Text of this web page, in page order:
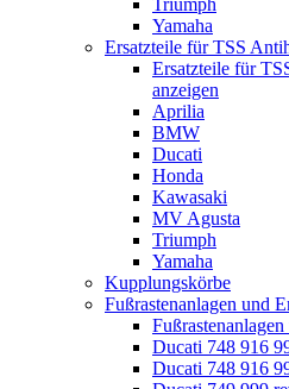
Triumph
Yamaha
Ersatzteile für TSS
Ersatzteile für
anzeigen
Aprilia
BMW
Ducati
Honda
Kawasaki
MV Agusta
Triumph
Yamaha
Kupplungskörbe
Fußrastenanlagen und
Ducati 748 916
Ducati 748 916